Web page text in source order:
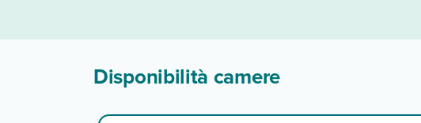
Disponibilità camere